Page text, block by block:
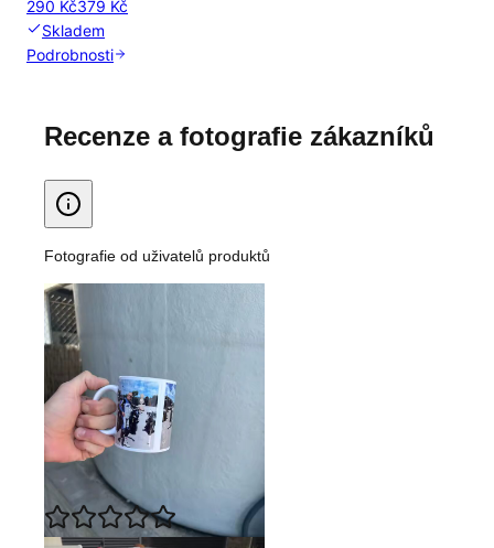
290 Kč379 Kč
Skladem
Podrobnosti
Recenze a fotografie zákazníků
Fotografie od uživatelů produktů